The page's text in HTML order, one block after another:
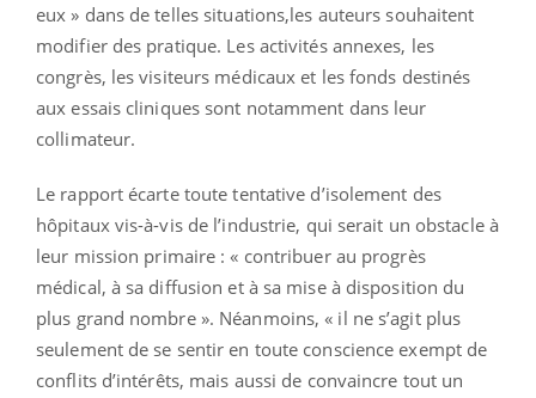
eux » dans de telles situations,les auteurs souhaitent
modifier des pratique. Les activités annexes, les
congrès, les visiteurs médicaux et les fonds destinés
aux essais cliniques sont notamment dans leur
collimateur.
Le rapport écarte toute tentative d’isolement des
hôpitaux vis-à-vis de l’industrie, qui serait un obstacle à
leur mission primaire : « contribuer au progrès
médical, à sa diffusion et à sa mise à disposition du
plus grand nombre ». Néanmoins, « il ne s’agit plus
seulement de se sentir en toute conscience exempt de
conflits d’intérêts, mais aussi de convaincre tout un